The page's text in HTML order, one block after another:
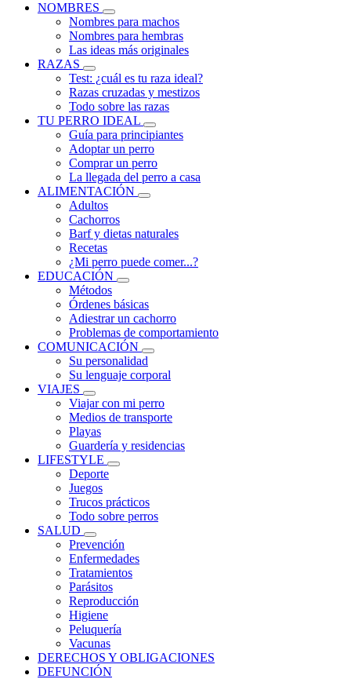
NOMBRES
Nombres para machos
Nombres para hembras
Las ideas más originales
RAZAS
Test: ¿cuál es tu raza ideal?
Razas cruzadas y mestizos
Todo sobre las razas
TU PERRO IDEAL
Guía para principiantes
Adoptar un perro
Comprar un perro
La llegada del perro a casa
ALIMENTACIÓN
Adultos
Cachorros
Barf y dietas naturales
Recetas
¿Mi perro puede comer...?
EDUCACIÓN
Métodos
Órdenes básicas
Adiestrar un cachorro
Problemas de comportamiento
COMUNICACIÓN
Su personalidad
Su lenguaje corporal
VIAJES
Viajar con mi perro
Medios de transporte
Playas
Guardería y residencias
LIFESTYLE
Deporte
Juegos
Trucos prácticos
Todo sobre perros
SALUD
Prevención
Enfermedades
Tratamientos
Parásitos
Reproducción
Higiene
Peluquería
Vacunas
DERECHOS Y OBLIGACIONES
DEFUNCIÓN